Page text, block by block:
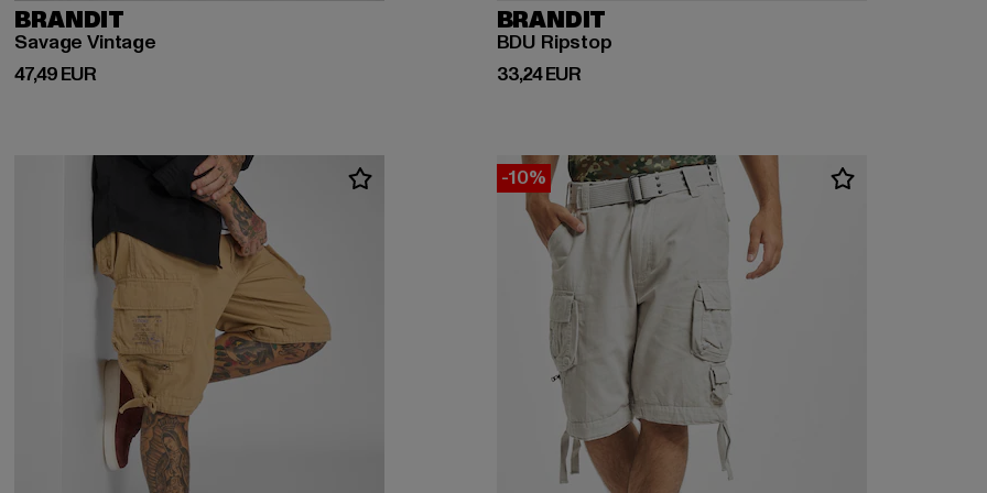
BRANDIT
Savage Vintage
47,49 EUR
Derzeitiger Preis: 47,49 EUR
BRANDIT
BDU Ripstop
33,24 EUR
Derzeitiger Preis: 33,24 EUR
-10%